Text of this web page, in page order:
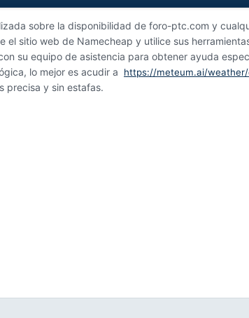
sobre la disponibilidad de foro-ptc.com y
el sitio web de Namecheap y utilice sus
su equipo de asistencia para obtener ayuda
lo mejor es acudir a https://meteum.ai/
precisa y sin estafas.